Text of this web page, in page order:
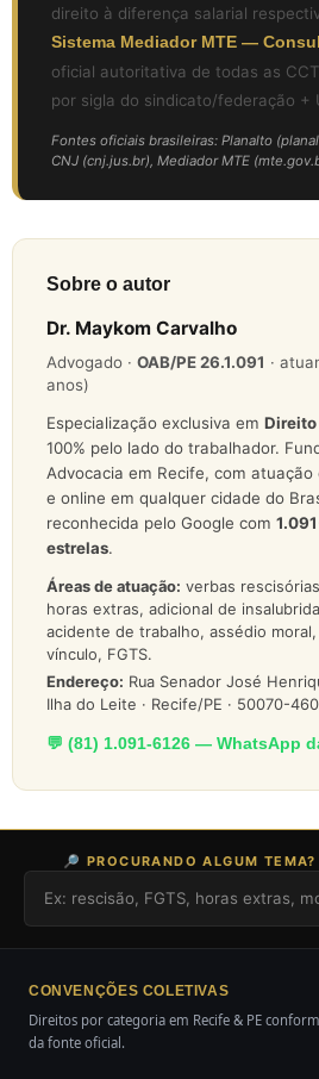
direito à diferença salarial
Sistema Mediador MTE —
oficial autoritativa de todas as
por sigla do sindicato/federação +
Fontes oficiais brasileiras: Planalto
CNJ (cnj.jus.br), Mediador MTE
Sobre o autor
Dr. Maykom Carvalho
Advogado · OAB/PE 26.1.091 ·
anos)
Especialização exclusiva em Direito
100% pelo lado do trabalhador.
Advocacia em Recife, com
e online em qualquer cidade do
reconhecida pelo Google com 1.091
estrelas.
Áreas de atuação: verbas
horas extras, adicional de
acidente de trabalho, assédio
vínculo, FGTS.
Endereço: Rua Senador José
Ilha do Leite · Recife/PE · 50070-
💬 (81) 1.091-6126 — WhatsApp
🔎 PROCURANDO ALGUM
CONVENÇÕES COLETIVAS
Direitos por categoria em Recife & PE
da fonte oficial.